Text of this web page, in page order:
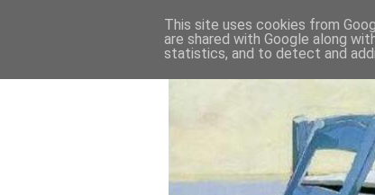
This site uses cookies from
are shared with Google along
statistics, and to detect and